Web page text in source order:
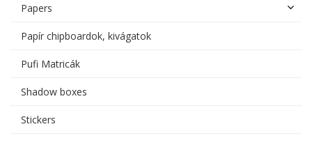
Papers
Papír chipboardok, kivágatok
Pufi Matricák
Shadow boxes
Stickers